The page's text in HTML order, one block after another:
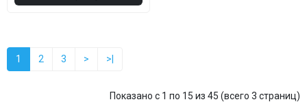
1 2 3 > >|
Показано с 1 по 15 из 45 (всего 3 страниц)